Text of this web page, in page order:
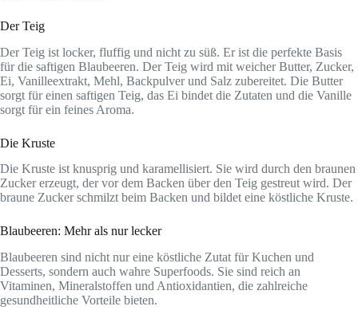
Der Teig
Der Teig ist locker, fluffig und nicht zu süß. Er ist die perfekte Basis
für die saftigen Blaubeeren. Der Teig wird mit weicher Butter, Zucker,
Ei, Vanilleextrakt, Mehl, Backpulver und Salz zubereitet. Die Butter
sorgt für einen saftigen Teig, das Ei bindet die Zutaten und die Vanille
sorgt für ein feines Aroma.
Die Kruste
Die Kruste ist knusprig und karamellisiert. Sie wird durch den braunen
Zucker erzeugt, der vor dem Backen über den Teig gestreut wird. Der
braune Zucker schmilzt beim Backen und bildet eine köstliche Kruste.
Blaubeeren: Mehr als nur lecker
Blaubeeren sind nicht nur eine köstliche Zutat für Kuchen und
Desserts, sondern auch wahre Superfoods. Sie sind reich an
Vitaminen, Mineralstoffen und Antioxidantien, die zahlreiche
gesundheitliche Vorteile bieten.